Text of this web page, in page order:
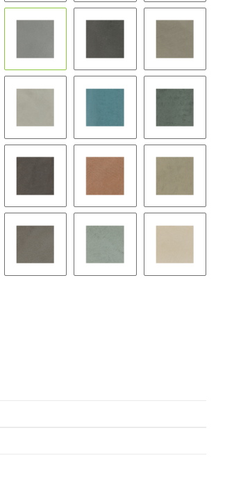
BW10 BW11 BW12
BW16 BW17 BW18
BW22 BW23 BW24
BW28 BW29 BW30